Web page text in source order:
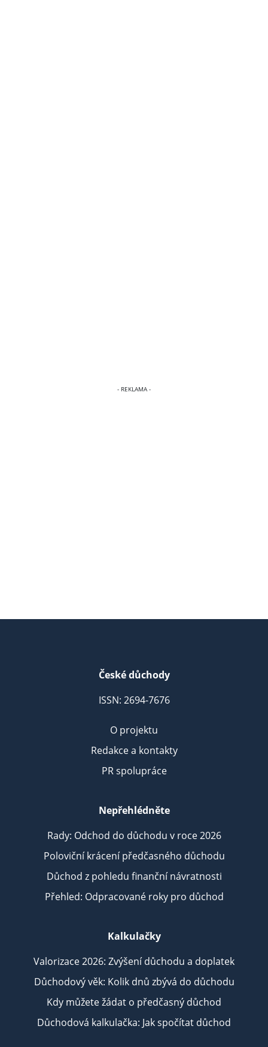
České důchody
ISSN: 2694-7676
O projektu
Redakce a kontakty
PR spolupráce
Nepřehlédněte
Rady: Odchod do důchodu v roce 2026
Poloviční krácení předčasného důchodu
Důchod z pohledu finanční návratnosti
Přehled: Odpracované roky pro důchod
Kalkulačky
Valorizace 2026: Zvýšení důchodu a doplatek
Důchodový věk: Kolik dnů zbývá do důchodu
Kdy můžete žádat o předčasný důchod
Důchodová kalkulačka: Jak spočítat důchod